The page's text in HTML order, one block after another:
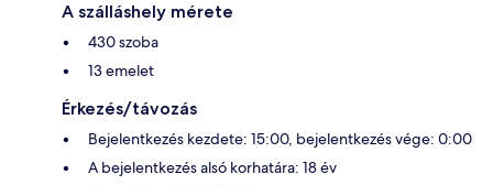
A szálláshely mérete
430 szoba
13 emelet
Érkezés/távozás
Bejelentkezés kezdete: 15:00, bejelentkezés vége: 0:00
A bejelentkezés alsó korhatára: 18 év